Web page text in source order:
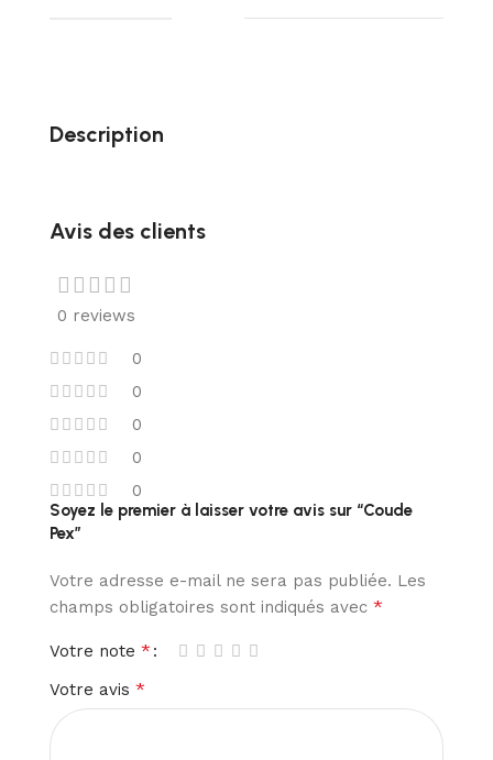
Description
Avis des clients
0 reviews
0
0
0
0
0
Soyez le premier à laisser votre avis sur “Coude
Pex”
Votre adresse e-mail ne sera pas publiée. Les
champs obligatoires sont indiqués avec *
Votre note *
Votre avis *